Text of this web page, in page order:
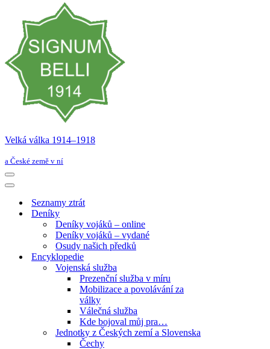
Velká válka 1914–⁠⁠⁠⁠⁠⁠1918
a České země v ní
Navigační
menu
Navigační
Seznamy ztrát
Deníky
Deníky vojáků – online
Deníky vojáků – vydané
Osudy našich předků
Encyklopedie
Vojenská služba
Prezenční služba v míru
Mobilizace a povolávání za
války
Válečná služba
Kde bojoval můj pra…
Jednotky z Českých zemí a Slovenska
Čechy